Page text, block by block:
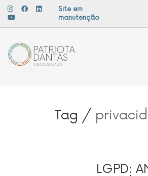
Site em
manutenção
Tag /
LGPD: